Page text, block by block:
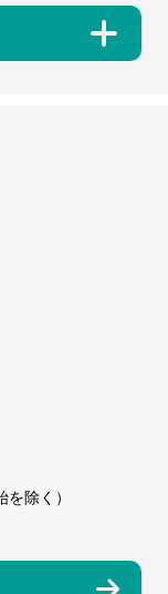
除く）